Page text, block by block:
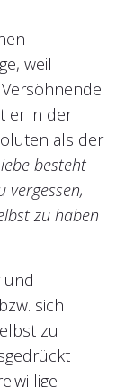
weil
er in der
als der
besteht
vergessen,
zu haben
und
sich
zu